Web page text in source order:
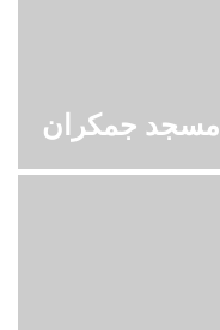
مسجد جمکران